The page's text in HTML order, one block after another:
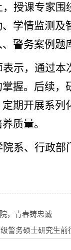
，授课专家围
学情监测及
警务案例题
表示，通过本
握。后续，
期开展系列
质量。
系、行政部
，青春铸忠诚
警务硕士研究生